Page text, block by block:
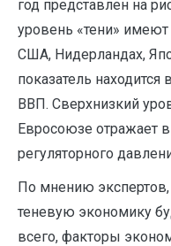
год представлен на
уровень «тени»
США, Нидерландах,
показатель
ВВП. Сверхнизкий
Евросоюзе отражает
регуляторного
По мнению
теневую экономику
всего, факторы